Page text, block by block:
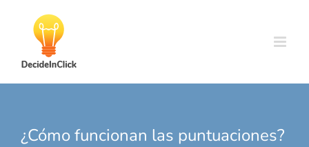
¿Cómo funcionan las puntuaciones?